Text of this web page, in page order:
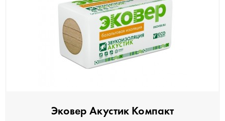
Эковер Акустик Компакт